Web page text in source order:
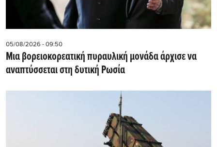
05/08/2026 - 09:50
Μια βορειοκορεατική πυραυλική μονάδα άρχισε να
αναπτύσσεται στη δυτική Ρωσία